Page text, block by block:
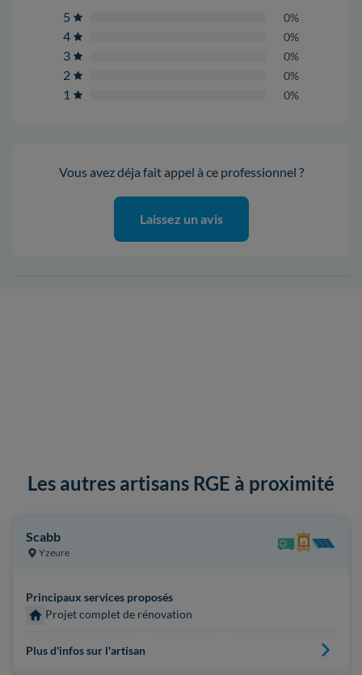
5 0%
4 0%
3 0%
2 0%
1 0%
Vous avez déja fait appel à ce professionnel ?
Laissez un avis
Les autres artisans RGE à proximité
Scabb
Yzeure
Principaux services proposés
Projet complet de rénovation
Plus d'infos sur l'artisan